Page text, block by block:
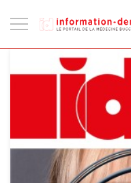
la
navigation